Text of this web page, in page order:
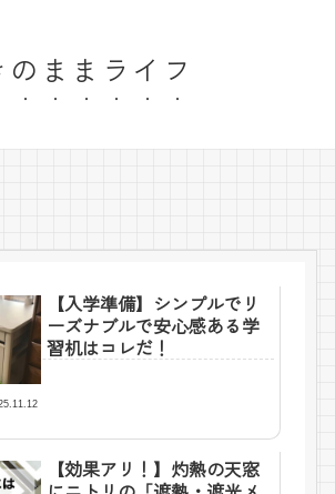
のままライフ
【入学準備】シンプルでリ
ーズナブルで安心感ある学
習机はコレだ！
【効果アリ！】灼熱の天窓